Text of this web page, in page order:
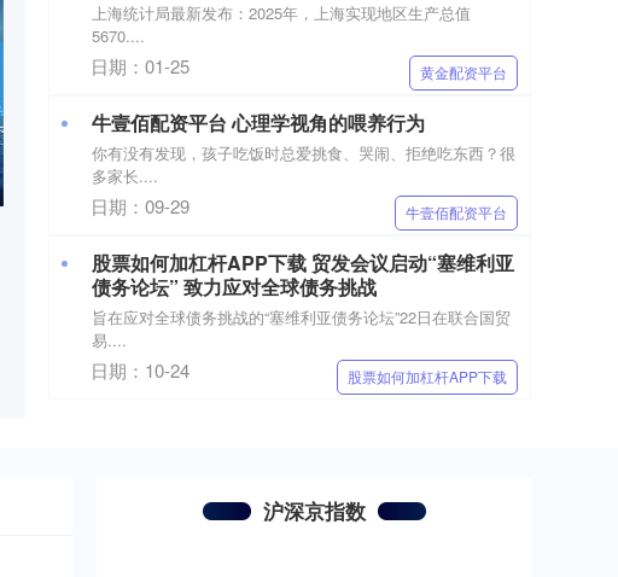
上海统计局最新发布：2025年，上海实现地区生产总值
5670....
日期：01-25 黄金配资平台
牛壹佰配资平台 心理学视角的喂养行为
你有没有发现，孩子吃饭时总爱挑食、哭闹、拒绝吃东西？很
多家长....
日期：09-29 牛壹佰配资平台
股票如何加杠杆APP下载 贸发会议启动“塞维利亚
债务论坛” 致力应对全球债务挑战
旨在应对全球债务挑战的“塞维利亚债务论坛”22日在联合国贸
易....
日期：10-24 股票如何加杠杆APP下载
沪深京指数